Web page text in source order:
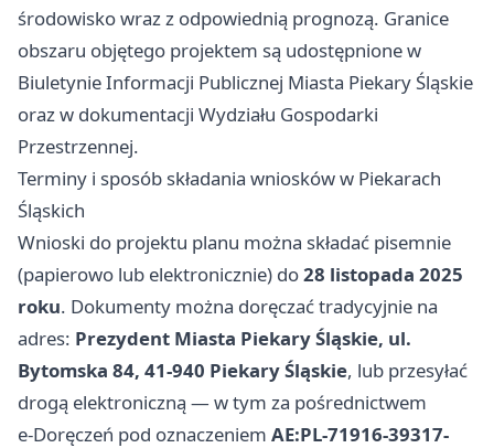
środowisko wraz z odpowiednią prognozą. Granice
obszaru objętego projektem są udostępnione w
Biuletynie Informacji Publicznej Miasta Piekary Śląskie
oraz w dokumentacji Wydziału Gospodarki
Przestrzennej.
Terminy i sposób składania wniosków w Piekarach
Śląskich
Wnioski do projektu planu można składać pisemnie
(papierowo lub elektronicznie) do28 listopada 2025
roku. Dokumenty można doręczać tradycyjnie na
adres: Prezydent Miasta Piekary Śląskie, ul.
Bytomska 84, 41-940 Piekary Śląskie, lub przesyłać
drogą elektroniczną — w tym za pośrednictwem
e‑Doręczeń pod oznaczeniem AE:PL-71916-39317-